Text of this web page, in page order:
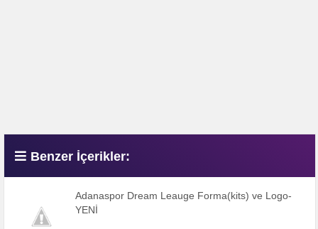
Benzer İçerikler:
Adanaspor Dream Leauge Forma(kits) ve Logo-
YENİ